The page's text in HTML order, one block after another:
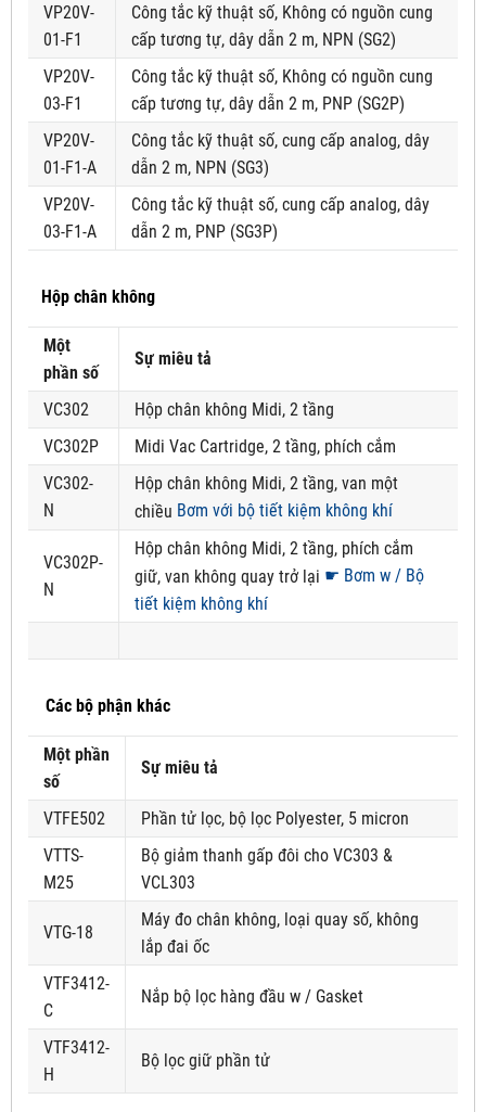
VP20V-
01-F1
Công tắc kỹ thuật số, Không có nguồn cung
cấp tương tự, dây dẫn 2 m, NPN (SG2)
VP20V-
03-F1
Công tắc kỹ thuật số, Không có nguồn cung
cấp tương tự, dây dẫn 2 m, PNP (SG2P)
VP20V-
01-F1-A
Công tắc kỹ thuật số, cung cấp analog, dây
dẫn 2 m, NPN (SG3)
VP20V-
03-F1-A
Công tắc kỹ thuật số, cung cấp analog, dây
dẫn 2 m, PNP (SG3P)
Hộp chân không
Một
phần số
Sự miêu tả
VC302
Hộp chân không Midi, 2 tầng
VC302P
Midi Vac Cartridge, 2 tầng, phích cắm
VC302-
N
Hộp chân không Midi, 2 tầng, van một
chiều Bơm với bộ tiết kiệm không khí
VC302P-
N
Hộp chân không Midi, 2 tầng, phích cắm
giữ, van không quay trở lại ☛ Bơm w / Bộ
tiết kiệm không khí
Các bộ phận khác
Một phần
số
Sự miêu tả
VTFE502
Phần tử lọc, bộ lọc Polyester, 5 micron
VTTS-
M25
Bộ giảm thanh gấp đôi cho VC303 &
VCL303
VTG-18
Máy đo chân không, loại quay số, không
lắp đai ốc
VTF3412-
C
Nắp bộ lọc hàng đầu w / Gasket
VTF3412-
H
Bộ lọc giữ phần tử